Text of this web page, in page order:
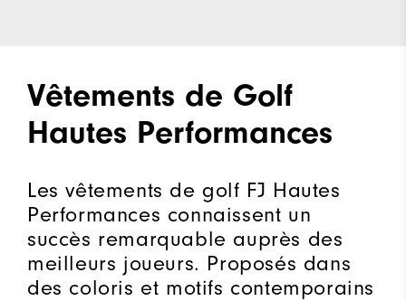
Vêtements de Golf
Hautes Performances
Les vêtements de golf FJ Hautes
Performances connaissent un
succès remarquable auprès des
meilleurs joueurs. Proposés dans
des coloris et motifs contemporains